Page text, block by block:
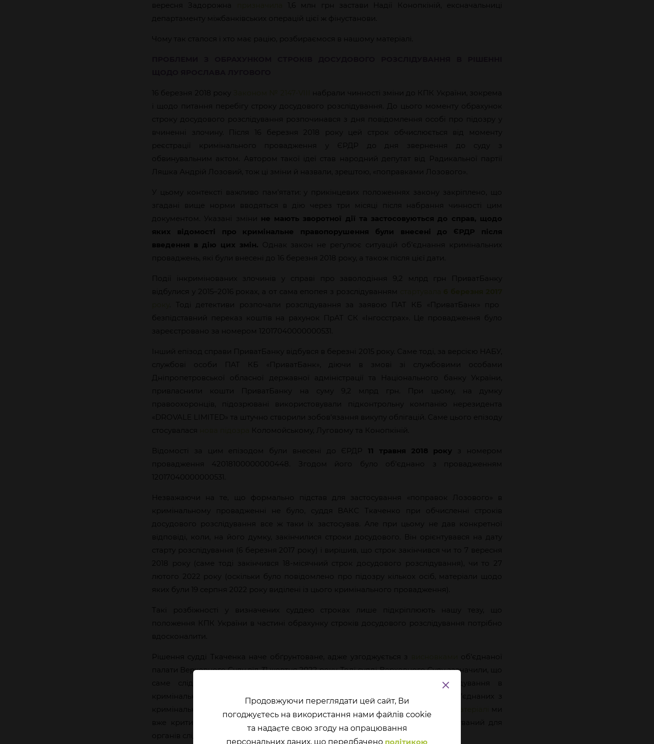
вересня Задорожна
1,6 млн грн застави Надії Конопкіній, ексначальниці
департаменту міжбанківських операцій цієї ж фінустанови.
Чому так сталося і хто має рацію, розбираємося в нашому матеріалі.
16 березня 2018 року
набрали чинності зміни до КПК України, зокрема
і щодо питання перебігу строку досудового розслідування. До цього моменту обрахунок
строку досудового розслідування розпочинався з дня повідомлення особі про підозру у
вчиненні злочину. Після 16 березня 2018 року цей строк обчислюється від моменту
реєстрації кримінального провадження у ЄРДР до дня звернення до суду з
обвинувальним актом. Автором такої ідеї став народний депутат від Радикальної партії
Ляшка Андрій Лозовий, тож ці зміни й назвали, зрештою, «поправками Лозового».
У цьому контексті важливо пам’ятати: у прикінцевих положеннях закону закріплено, що
згадані вище норми вводяться в дію через три місяці після набрання чинності цим
документом. Указані зміни не мають зворотної дії та застосовуються до справ, щодо
яких відомості про кримінальне правопорушення були внесені до ЄРДР після
введення в дію цих змін. Однак закон не регулює ситуацій об’єднання кримінальних
проваджень, які були внесені до 16 березня 2018 року, а також після цієї дати.
Події інкримінованих злочинів у справі про заволодіння 9,2 млрд грн ПриватБанку
відбулися у 2015–2016 роках, а от сама епопея з розслідуванням
. Тоді детективи розпочали розслідування за заявою ПАТ КБ «ПриватБанк» про
безпідставний переказ коштів на рахунок ПрАТ СК «Інгосстрах». Це провадження було
зареєстровано за номером 12017040000000531.
Інший епізод справи ПриватБанку відбувся в березні 2015 року. Саме тоді, за версією НАБУ,
службові особи ПАТ КБ «ПриватБанк», діючи в змові зі службовими особами
Дніпропетровської обласної державної адміністрації та Національного банку України,
привласнили кошти ПриватБанку на суму 9,2 млрд грн. При цьому, на думку
правоохоронців, підозрювані використовували підконтрольну компанію нерезидента
«DROVALE LIMITED» та штучно створили зобов’язання викупу облігацій. Саме цього епізоду
стосувалася
Коломойському, Луговому та Конопкіній.
Відомості за цим епізодом були внесені до ЄРДР 11 травня 2018 року з номером
провадження 42018100000000448. Згодом його було об’єднано з провадженням
12017040000000531.
Незважаючи на те, що формально підстав для застосування «поправок Лозового» в
кримінальному провадженні не було, суддя ВАКС Ткаченко при обчисленні строків
досудового розслідування все ж таки їх застосував. Але при цьому не дав конкретної
відповіді, коли, на його думку, закінчилися строки досудового. Він орієнтувався на дату
старту розслідування (6 березня 2017 року) і вирішив, що строк закінчився чи то 7 вересня
2018 року (саме тоді закінчився 18-місячний строк досудового розслідування), чи то 27
лютого 2022 року (оскільки було повідомлено про підозру кількох осіб, матеріали щодо
яких були 19 серпня 2022 року виділені із цього кримінального провадження).
Такі розбіжності у визначених суддею строках лише підкріплюють нашу тезу, що
положення КПК України в частині обрахунку строків досудового розслідування потрібно
вдосконалити.
Рішення судді Ткаченка наче обґрунтоване, адже узгоджується з
об’єднаної
палати Верховного Суду від 31 жовтня 2022 року. Тоді судді Верховного Суду зазначили, що
саме слідчий суддя повинен продовжувати строки досудового розслідування в
кримінальних провадженнях, внесених до ЄРДР з 15 березня 2018 року і об’єднаних з
кримінальним провадженням, розпочатим до цієї дати. Але в
попередньому матеріалі
ми
вже критикували пропонований обʼєднаною палатою підхід як непередбачуваний для
органів слідства та суду.
Продовжуючи переглядати цей сайт, Ви
погоджуєтесь на використання нами файлів cookie
та надаєте свою згоду на опрацювання
перcональних даних, що передбачено політикою